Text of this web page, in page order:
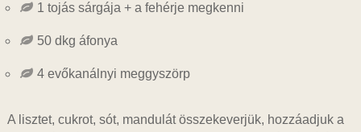
1 tojás sárgája + a fehérje megkenni
50 dkg áfonya
4 evőkanálnyi meggyszörp
A lisztet, cukrot, sót, mandulát összekeverjük, hozzáadjuk a